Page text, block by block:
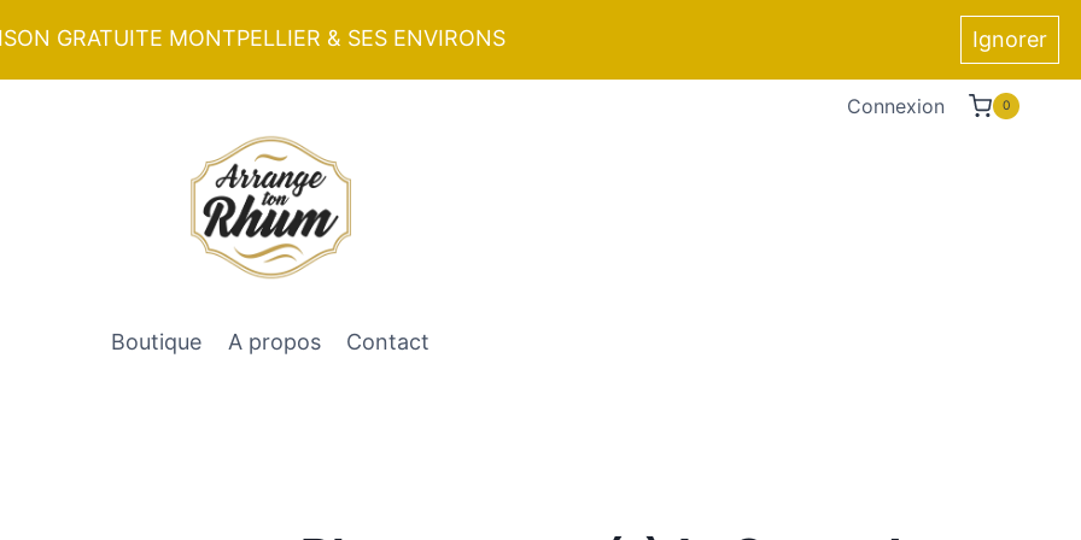
GRATUITE MONTPELLIER & SES ENVIRONS Ignorer
Connexion 0
Boutique A propos Contact